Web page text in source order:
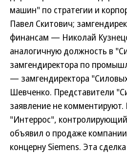
машин" по стратегии и
Павел Скитович;
финансам — Николай
аналогичную должность в
замгендиректора по
— замгендиректора
Шевченко. Представители
заявление не
"Интеррос",
объявил о продаже
концерну Siemens. Эта